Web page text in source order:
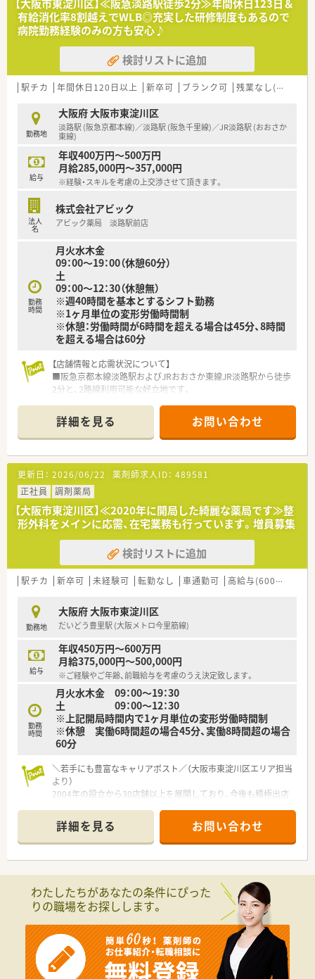
【大阪市東淀川区】≪阪急淡路駅徒歩2分≫年間休日123日＆
有給消化率8割越えでWLB◎充実した研修制度もあるので
病院勤務経験のみの方も安心♪
検討リストに追加
駅チカ 年間休日120日以上 新卒可 ブランク可 残業なし(ほぼなし含む)
勤務地
大阪府 大阪市東淀川区
淡路駅 (阪急京都本線)／淡路駅 (阪急千里線)／JR淡路駅 (おおさか
東線)
給与
年収400万円～500万円
月給285,000円～357,000円
※経験・スキルを考慮の上交渉させて頂きます。
法人
名
株式会社アビック
アビック薬局 淡路駅前店
勤務
時間
月火水木金
09：00～19：00（休憩60分）
土
09：00～12：30（休憩無）
※週40時間を基本とするシフト勤務
※1ヶ月単位の変形労働時間制
※休憩：労働時間が6時間を超える場合は45分、8時間
を超える場合は60分
【店舗情報と応需状況について】
■阪急京都本線淡路駅およびJRおおさか東線JR淡路駅から徒歩
2分と、2路線利用可能な好立地です。
め1日平均30枚から40枚を応需しています。
■薬剤師は常勤2名の体制で、事務スタッフと連携しながら、落
ち着いた環境で業務に取り組むことができます。
【法人特徴について】
■多摩エリアや大阪を中心に地域密着型の調剤薬局を展開し、創
業以来無借金経営を続ける安定企業です。
■経営陣が現場の声に耳を傾け、社員が長く安心して働ける環境
づくりに注力している風通しの良い会社です。
■最新の調剤機器を積極的に導入し、業務効率化と過誤防止を推
進しながら対人業務の充実を図っています。
【求人情報について】
■年収は経験やスキルを考慮し、400万円から500万円の範囲
■賞与は年2回支給され、昇給も年1回あるため、日々の頑張りが
しっかりと収入に反映される仕組みです。
■薬剤師手当や管理職手当など、役割や職務に応じた手当が充実
しており、安定した収入が得られます。
詳細を見る お問い合わせ
更新日： 2026/06/22 薬剤師求人ID： 489581
正社員
調剤薬局
【大阪市東淀川区】≪2020年に開局した綺麗な薬局です≫整
形外科をメインに応需、在宅業務も行っています。増員募集
検討リストに追加
駅チカ 新卒可 未経験可 転勤なし 車通勤可 高給与(600万円以上)
勤務地
大阪府 大阪市東淀川区
だいどう豊里駅 (大阪メトロ今里筋線)
給与
年収450万円～600万円
月給375,000円～500,000円
※ご経験やご年齢、前職給与を考慮のうえ決定致します。
勤務
時間
月火水木金 09：00～19：30
土 09：00～12：30
※上記開局時間内で1ヶ月単位の変形労働時間制
※休憩 実働6時間超の場合45分、実働8時間超の場合
60分
＼若手にも豊富なキャリアポスト／（大阪市東淀川区エリア担当
より）
2004年の設立から30店舗以上を展開しており、今後も積極出店
の方には早期の昇格チャンスが満載です。
＊------------------------------------------＊
【店舗情報と応需状況について】
急京都本線の上新庄駅からも徒歩11分ほどで通勤できる好立地
です。
■お隣にある古濱整形外科クリニックより整形外科や内科の処
方箋を受け付けており、1日の外来患者数は平均30名ほどとなり
ます。
■地域密着の面対応としての外来調剤に加え、計2施設・約70名
規模の高齢者施設への施設在宅業務をバランスよく担っていま
す。
詳細を見る お問い合わせ
わたしたちがあなたの条件にぴった
りの職場をお探しします。